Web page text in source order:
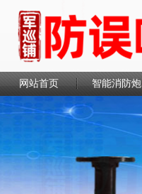
网站首页 智能消防炮
联系我们